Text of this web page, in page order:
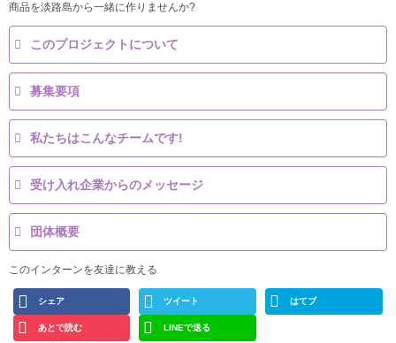
商品を淡路島から一緒に作りませんか?
このプロジェクトについて
募集要項
私たちはこんなチームです!
受け入れ企業からのメッセージ
団体概要
このインターンを友達に教える
シェア ツイート はてブ
あとで読む LINEで送る